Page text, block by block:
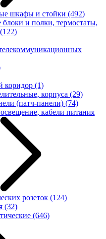
шкафы и стойки (492)
и полки, термостаты,
(122)
коридор (1)
корпуса (29)
(патч-панели) (74)
кабели питания
розеток (124)
(32)
(646)